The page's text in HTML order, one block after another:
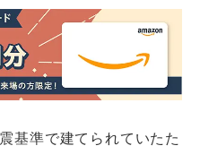
基準で建てられていたた